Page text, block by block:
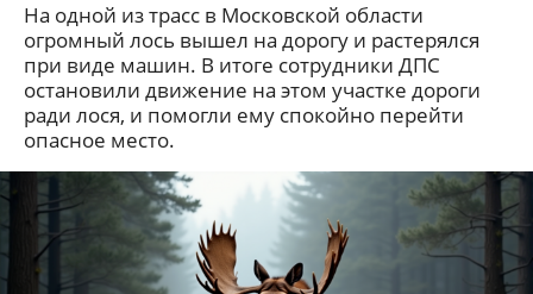
На одной из трасс в Московской области
огромный лось вышел на дорогу и растерялся
при виде машин. В итоге сотрудники ДПС
остановили движение на этом участке дороги
ради лося, и помогли ему спокойно перейти
опасное место.